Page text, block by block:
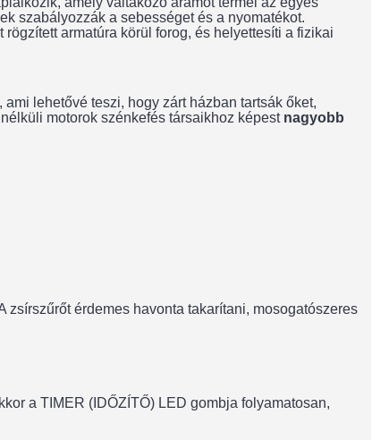
szabályozzák a sebességet és a nyomatékot.
armatúra körül forog, és helyettesíti a fizikai
lehetővé teszi, hogy zárt házban tartsák őket,
motorok szénkefés társaikhoz képest nagyobb
érdemes havonta takarítani, mosogatószeres
a TIMER (IDŐZÍTŐ) LED gombja folyamatosan,